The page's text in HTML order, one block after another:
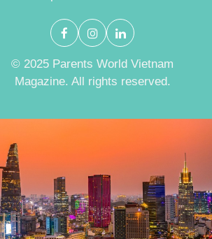
© 2025 Parents World Vietnam
Magazine. All rights reserved.